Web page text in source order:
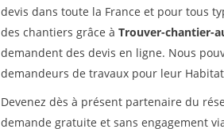
devis dans toute la France et pour tous
des chantiers grâce à Trouver-chantier-
demandent des devis en ligne. Nous
demandeurs de travaux pour leur
Devenez dès à présent partenaire du
demande gratuite et sans engagement